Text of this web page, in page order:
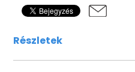
Részletek